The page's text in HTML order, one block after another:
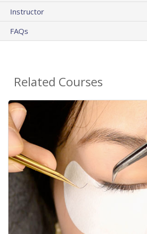
Instructor
FAQs
Related Courses